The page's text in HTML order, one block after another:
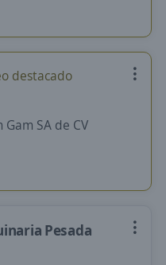
destacado
SA de CV
Pesada